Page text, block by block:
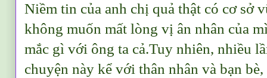
Niềm tin của anh chị quả thật có cơ sở
không muốn mất lòng vị ân nhân của
mắc gì với ông ta cả.Tuy nhiên, nhiều
chuyện này kể với thân nhân và bạn